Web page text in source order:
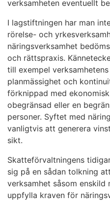
verksamheten eventuellt
I lagstiftningen har man
rörelse- och
näringsverksamhet
och rättspraxis.
till exempel
planmässighet och
förknippad med
obegränsad eller en
personer. Syftet med
vanligtvis att generera
sikt.
Skatteförvaltningens
sig på en sådan tolkning
verksamhet såsom enskild
uppfylla kraven för